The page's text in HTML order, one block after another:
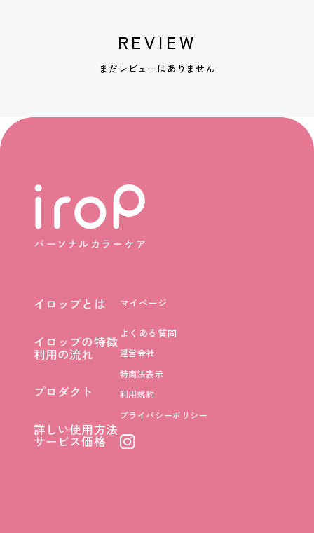
REVIEW
まだレビューはありません
イロップとは
イロップの特徴
イロップの特徴
マイページ
よくある質問
利用の流れ
利用の流れ
プロダクト
詳しい使用方法
詳しい使用方法
運営会社
特商法表示
利用規約
プライバシーポリシー
サービス価格